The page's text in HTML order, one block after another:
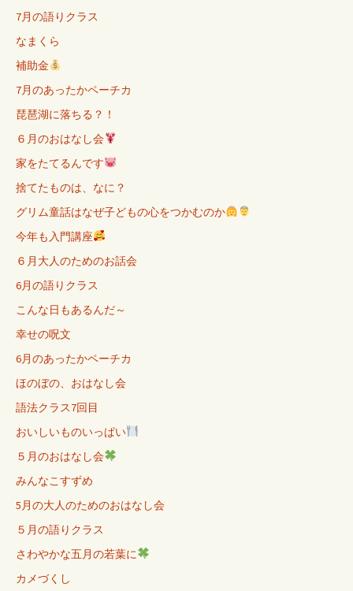
7月の語りクラス
なまくら
補助金
7月のあったかペーチカ
琵琶湖に落ちる？！
６月のおはなし会
家をたてるんです
捨てたものは、なに？
グリム童話はなぜ子どもの心をつかむのか
今年も入門講座
６月大人のためのお話会
6月の語りクラス
こんな日もあるんだ～
幸せの呪文
6月のあったかペーチカ
ほのぼの、おはなし会
語法クラス7回目
おいしいものいっぱい
５月のおはなし会
みんなこすずめ
5月の大人のためのおはなし会
５月の語りクラス
さわやかな五月の若葉に
カメづくし